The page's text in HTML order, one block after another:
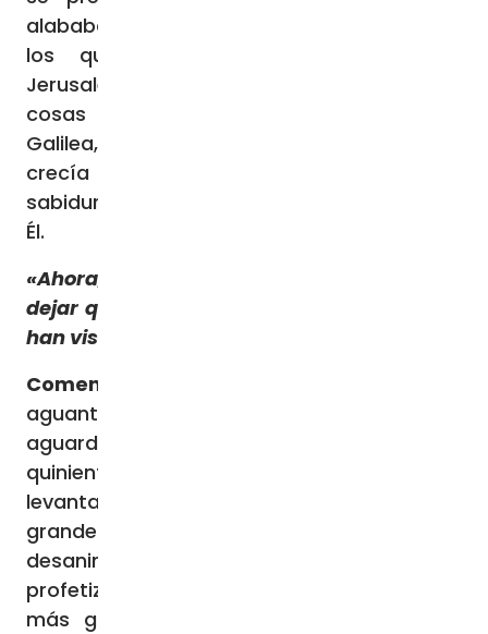
alababa a Dios y hablaba del Niño a todos
los que esperaban la redención de
Jerusalén. Así que cumplieron todas las
cosas según la Ley del Señor, volvieron a
Galilea, a su ciudad de Nazaret. El Niño
crecía y se fortalecía, llenándose de
sabiduría; y la gracia de Dios estaba sobre
Él.
«Ahora, Señor, puedes, según tu palabra,
dejar que tu siervo se vaya en paz; porque
han visto mis ojos tu salvación»
Comentario del Evangelio:
aguantando el frío del invierno, Simeón
aguarda la llegada del Mesías. Hace
quinientos años, cuando se comenzaba a
levantar el Templo, hubo una penuria tan
grande que los constructores se
desanimaron. Fue entonces cuando Ageo
profetizó: «La gloria de este templo será
más grande que la del anterior, dice el